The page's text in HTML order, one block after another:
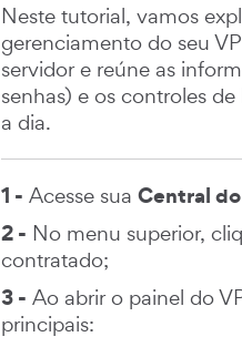
Neste tutorial, vamos
gerenciamento do seu
servidor e reúne as
senhas) e os controles
a dia.
1 - Acesse sua Central
2 - No menu superior,
contratado;
3 - Ao abrir o painel do
principais: